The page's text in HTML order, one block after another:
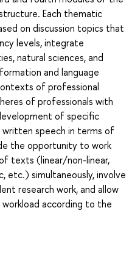
Each thematic
on discussion topics that
levels, integrate
natural sciences, and
and language
of professional
of professionals with
of specific
written speech in terms of
the opportunity to work
texts (linear/non-linear,
etc.) simultaneously, involve
research work, and allow
according to the